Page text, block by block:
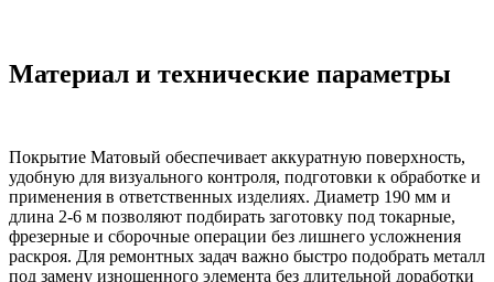
Материал и технические параметры
Покрытие Матовый обеспечивает аккуратную поверхность,
удобную для визуального контроля, подготовки к обработке и
применения в ответственных изделиях. Диаметр 190 мм и
длина 2-6 м позволяют подбирать заготовку под токарные,
фрезерные и сборочные операции без лишнего усложнения
раскроя. Для ремонтных задач важно быстро подобрать металл
под замену изношенного элемента без длительной доработки